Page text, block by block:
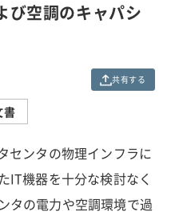
び空調のキャパシ
共有する
書
センタの物理インフラに
IT機器を十分な検討なく
タの電力や空調環境で過